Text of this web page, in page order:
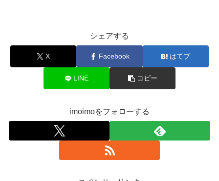
シェアする
X Facebook はてブ
LINE コピー
imoimoをフォローする